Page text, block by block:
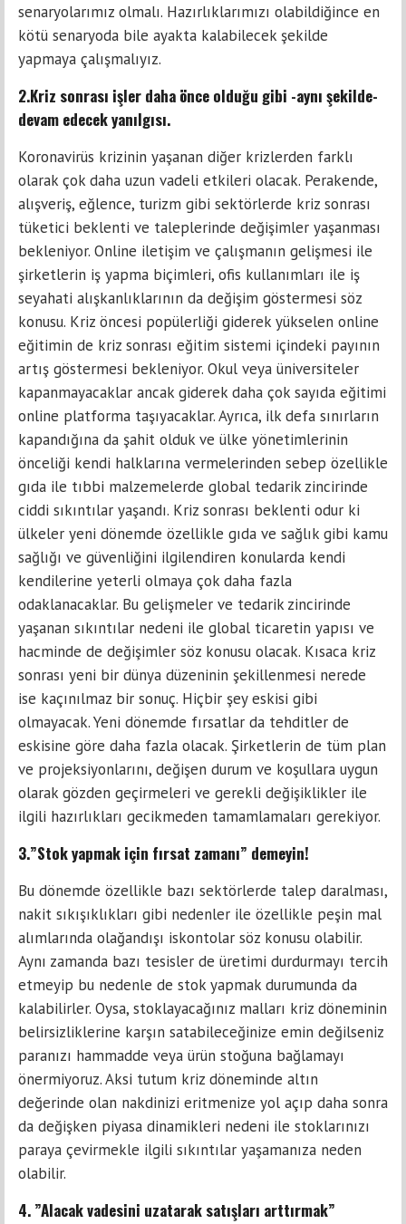
senaryolarımız olmalı. Hazırlıklarımızı olabildiğince en
kötü senaryoda bile ayakta kalabilecek şekilde
yapmaya çalışmalıyız.
2.Kriz sonrası işler daha önce olduğu gibi -aynı şekilde-
devam edecek yanılgısı.
Koronavirüs krizinin yaşanan diğer krizlerden farklı
olarak çok daha uzun vadeli etkileri olacak. Perakende,
alışveriş, eğlence, turizm gibi sektörlerde kriz sonrası
tüketici beklenti ve taleplerinde değişimler yaşanması
bekleniyor. Online iletişim ve çalışmanın gelişmesi ile
şirketlerin iş yapma biçimleri, ofis kullanımları ile iş
seyahati alışkanlıklarının da değişim göstermesi söz
konusu. Kriz öncesi popülerliği giderek yükselen online
eğitimin de kriz sonrası eğitim sistemi içindeki payının
artış göstermesi bekleniyor. Okul veya üniversiteler
kapanmayacaklar ancak giderek daha çok sayıda eğitimi
online platforma taşıyacaklar. Ayrıca, ilk defa sınırların
kapandığına da şahit olduk ve ülke yönetimlerinin
önceliği kendi halklarına vermelerinden sebep özellikle
gıda ile tıbbi malzemelerde global tedarik zincirinde
ciddi sıkıntılar yaşandı. Kriz sonrası beklenti odur ki
ülkeler yeni dönemde özellikle gıda ve sağlık gibi kamu
sağlığı ve güvenliğini ilgilendiren konularda kendi
kendilerine yeterli olmaya çok daha fazla
odaklanacaklar. Bu gelişmeler ve tedarik zincirinde
yaşanan sıkıntılar nedeni ile global ticaretin yapısı ve
hacminde de değişimler söz konusu olacak. Kısaca kriz
sonrası yeni bir dünya düzeninin şekillenmesi nerede
ise kaçınılmaz bir sonuç. Hiçbir şey eskisi gibi
olmayacak. Yeni dönemde fırsatlar da tehditler de
eskisine göre daha fazla olacak. Şirketlerin de tüm plan
ve projeksiyonlarını, değişen durum ve koşullara uygun
olarak gözden geçirmeleri ve gerekli değişiklikler ile
ilgili hazırlıkları gecikmeden tamamlamaları gerekiyor.
3.”Stok yapmak için fırsat zamanı” demeyin!
Bu dönemde özellikle bazı sektörlerde talep daralması,
nakit sıkışıklıkları gibi nedenler ile özellikle peşin mal
alımlarında olağandışı iskontolar söz konusu olabilir.
Aynı zamanda bazı tesisler de üretimi durdurmayı tercih
etmeyip bu nedenle de stok yapmak durumunda da
kalabilirler. Oysa, stoklayacağınız malları kriz döneminin
belirsizliklerine karşın satabileceğinize emin değilseniz
paranızı hammadde veya ürün stoğuna bağlamayı
önermiyoruz. Aksi tutum kriz döneminde altın
değerinde olan nakdinizi eritmenize yol açıp daha sonra
da değişken piyasa dinamikleri nedeni ile stoklarınızı
paraya çevirmekle ilgili sıkıntılar yaşamanıza neden
olabilir.
4. ”Alacak vadesini uzatarak satışları arttırmak”